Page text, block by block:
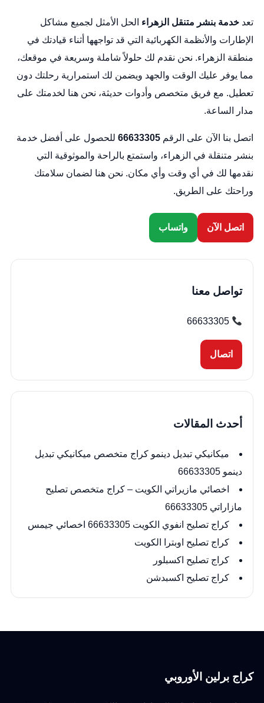
تعد خدمة بنشر متنقل الزهراء الحل الأمثل لجميع مشاكل
الإطارات والأنظمة الكهربائية التي قد تواجهها أثناء قيادتك في
منطقة الزهراء. نحن نقدم لك حلولاً شاملة وسريعة في موقعك،
مما يوفر عليك الوقت والجهد ويضمن لك استمرارية رحلتك دون
تعطيل. مع فريق متخصص وأدوات حديثة، نحن هنا لخدمتك على
مدار الساعة.
اتصل بنا الآن على الرقم 66633305للحصول على أفضل خدمة
بنشر متنقلة في الزهراء، واستمتع بالراحة والموثوقية التي
نقدمها لك في أي وقت وأي مكان. نحن هنا لضمان سلامتك
وراحتك على الطريق.
اتصل الآن واتساب
تواصل معنا
66633305
اتصال
أحدث المقالات
ميكانيكي تبديل دينمو كراج متخصص ميكانيكي تبديل
دينمو 66633305
اخصائي مازيراتي الكويت – كراج متخصص تصليح
مازاراتي 66633305
كراج تصليح انفوي الكويت 66633305 اخصائي جيمس
كراج تصليح اوبترا الكويت
كراج تصليح اكسبلور
كراج تصليح اكسبدشن
كراج برلين الأوروبي